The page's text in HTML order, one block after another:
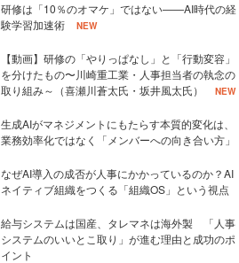
研修は「10％のオマケ」ではない——AI時代の経
験学習加速術
NEW
【動画】研修の「やりっぱなし」と「行動変容」
を分けたもの〜川崎重工業・人事担当者の執念の
取り組み～（喜瀬川蒼太氏・坂井風太氏）
NEW
生成AIがマネジメントにもたらす本質的変化は、
業務効率化ではなく「メンバーへの向き合い方」
なぜAI導入の成否が人事にかかっているのか？AI
ネイティブ組織をつくる「組織OS」という視点
給与システムは国産、タレマネは海外製 「人事
システムのいいとこ取り」が進む理由と成功のポ
イント